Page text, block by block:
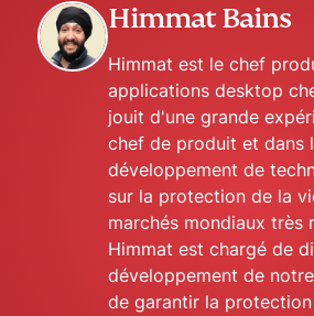
Himmat Bains
Himmat est le chef
applications desktop
jouit d'une grande
chef de produit et dans
développement de
sur la protection de la
marchés mondiaux très
Himmat est chargé de
développement de
de garantir la